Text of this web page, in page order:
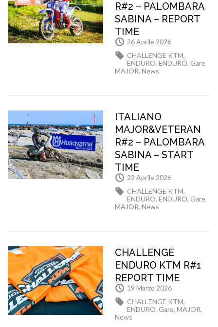
R#2 – PALOMBARA
SABINA – REPORT
TIME
26 Aprile 2026
CHALLENGE KTM,
ENDURO,ENDURO, Gare,
MAJOR,News
ITALIANO
MAJOR&VETERAN
R#2 – PALOMBARA
SABINA – START
TIME
22 Aprile 2026
CHALLENGE KTM,
ENDURO,ENDURO, Gare,
MAJOR,News
CHALLENGE
ENDURO KTM R#1
REPORT TIME
19 Marzo 2026
CHALLENGE KTM,
ENDURO, Gare,MAJOR,
News